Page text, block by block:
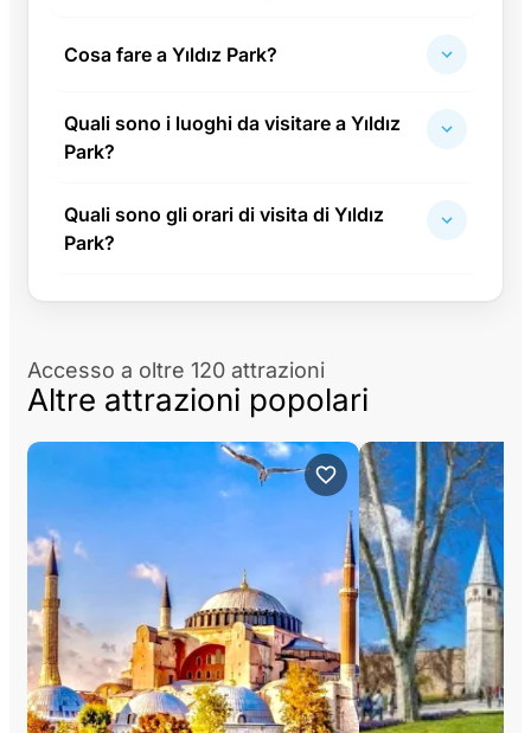
Cosa fare a Yıldız Park?
Quali sono i luoghi da visitare a Yıldız
Park?
Quali sono gli orari di visita di Yıldız
Park?
Accesso a oltre 120 attrazioni
Altre attrazioni popolari